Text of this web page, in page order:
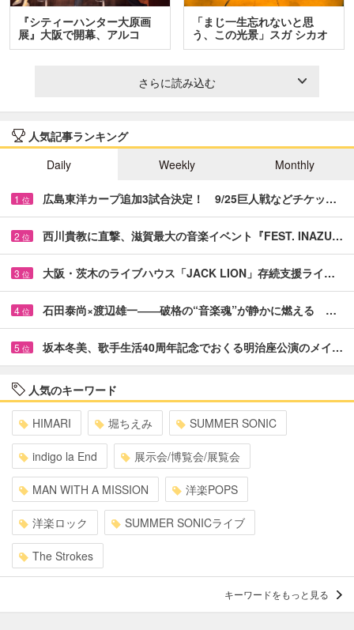
『シティーハンター大原画
展』大阪で開幕、アルコ
＆…
「まじ一生忘れないと思
う、この光景」スガ シカオ
と…
さらに読み込む
人気記事ランキング
Daily
Weekly Monthly
1 位 広島東洋カープ追加3試合決定！ 9/25巨人戦などチケッ…
2 位 西川貴教に直撃、滋賀最大の音楽イベント『FEST. INAZU…
3 位 大阪・茨木のライブハウス「JACK LION」存続支援ライ…
4 位 石田泰尚×渡辺雄一――破格の“音楽魂”が静かに燃える …
5 位 坂本冬美、歌手生活40周年記念でおくる明治座公演のメイ…
人気のキーワード
HIMARI 堀ちえみ SUMMER SONIC
indigo la End 展示会/博覧会/展覧会
MAN WITH A MISSION 洋楽POPS
洋楽ロック SUMMER SONICライブ
The Strokes
キーワードをもっと見る